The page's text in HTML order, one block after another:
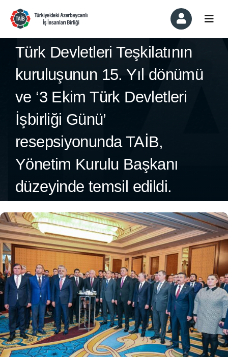
content
Kurumsal
Üyelik ve Üyeler
Haber ve Etkinlikler
Basında Biz
İletişim
TR ⌄
Türk Devletleri Teşkilatının
kuruluşunun 15. Yıl dönümü
ve ‘3 Ekim Türk Devletleri
İşbirliği Günü’
resepsiyonunda TAİB,
Yönetim Kurulu Başkanı
düzeyinde temsil edildi.